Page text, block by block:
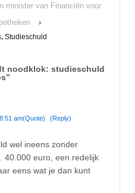
minister van Financiën voor
›
, Studieschuld
noodklok: studieschuld
”
am(Quote) (Reply)
wel ineens zonder
40.000 euro, een redelijk
eens wat je dan kunt